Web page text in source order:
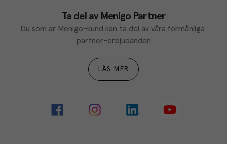
Ta del av Menigo Partner
Du som är Menigo-kund kan ta del av våra förmånliga
partner-erbjudanden
LÄS MER